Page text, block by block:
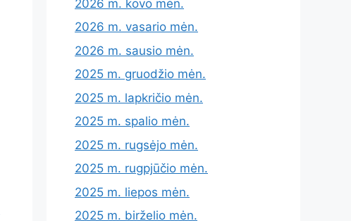
2026 m. kovo mėn.
2026 m. vasario mėn.
2026 m. sausio mėn.
2025 m. gruodžio mėn.
2025 m. lapkričio mėn.
2025 m. spalio mėn.
2025 m. rugsėjo mėn.
2025 m. rugpjūčio mėn.
2025 m. liepos mėn.
2025 m. birželio mėn.